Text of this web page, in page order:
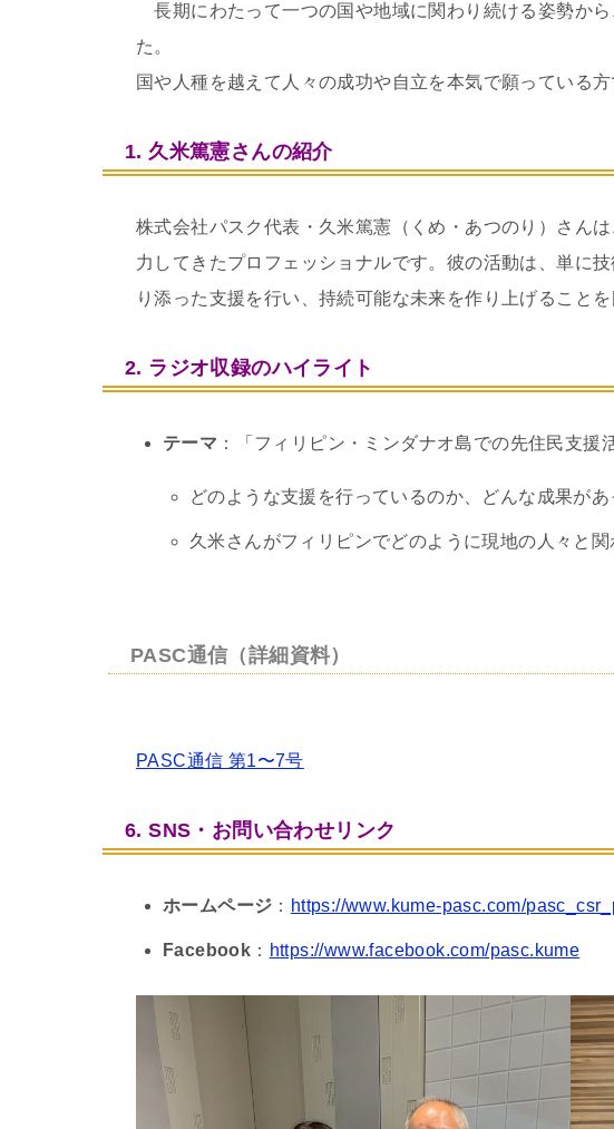
長期にわたって一つの国や地域に関わり続ける姿勢か
た。
国や人種を越えて人々の成功や自立を本気で願っている方
1. 久米篤憲さんの紹介
株式会社パスク代表・久米篤憲（くめ・あつのり）さん
力してきたプロフェッショナルです。彼の活動は、単に
り添った支援を行い、持続可能な未来を作り上げること
2. ラジオ収録のハイライト
テーマ ：「フィリピン・ミンダナオ島での先住民支援
どのような支援を行っているのか、どんな成果があ
久米さんがフィリピンでどのように現地の人々と
PASC通信（詳細資料）
PASC通信 第1〜7号
6. SNS・お問い合わせリンク
ホームページ ： https://www.kume-pasc.com/
Facebook ： https://www.facebook.com/pasc.kume